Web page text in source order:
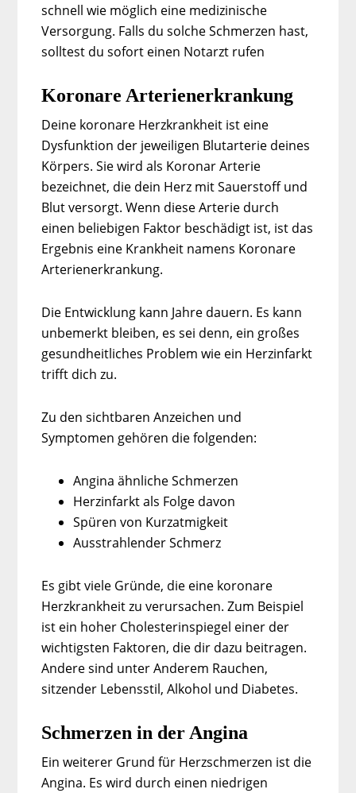
schnell wie möglich eine medizinische
Versorgung. Falls du solche Schmerzen hast,
solltest du sofort einen Notarzt rufen
Koronare Arterienerkrankung
Deine koronare Herzkrankheit ist eine
Dysfunktion der jeweiligen Blutarterie deines
Körpers. Sie wird als Koronar Arterie
bezeichnet, die dein Herz mit Sauerstoff und
Blut versorgt. Wenn diese Arterie durch
einen beliebigen Faktor beschädigt ist, ist das
Ergebnis eine Krankheit namens Koronare
Arterienerkrankung.
Die Entwicklung kann Jahre dauern. Es kann
unbemerkt bleiben, es sei denn, ein großes
gesundheitliches Problem wie ein Herzinfarkt
trifft dich zu.
Zu den sichtbaren Anzeichen und
Symptomen gehören die folgenden:
Angina ähnliche Schmerzen
Herzinfarkt als Folge davon
Spüren von Kurzatmigkeit
Ausstrahlender Schmerz
Es gibt viele Gründe, die eine koronare
Herzkrankheit zu verursachen. Zum Beispiel
ist ein hoher Cholesterinspiegel einer der
wichtigsten Faktoren, die dir dazu beitragen.
Andere sind unter Anderem Rauchen,
sitzender Lebensstil, Alkohol und Diabetes.
Schmerzen in der Angina
Ein weiterer Grund für Herzschmerzen ist die
Angina. Es wird durch einen niedrigen